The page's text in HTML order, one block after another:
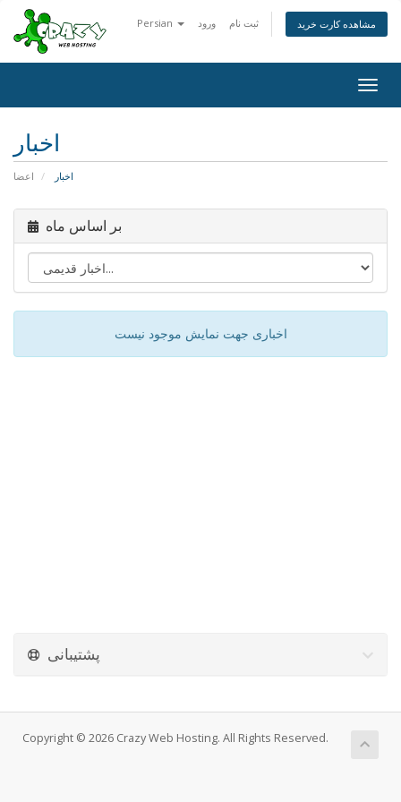
Persian ورود ثبت نام مشاهده کارت خرید
اخبار
اعضا اخبار
بر اساس ماه
اخباری جهت نمایش موجود نیست
پشتیبانی
Copyright © 2026 Crazy Web Hosting. All Rights Reserved.